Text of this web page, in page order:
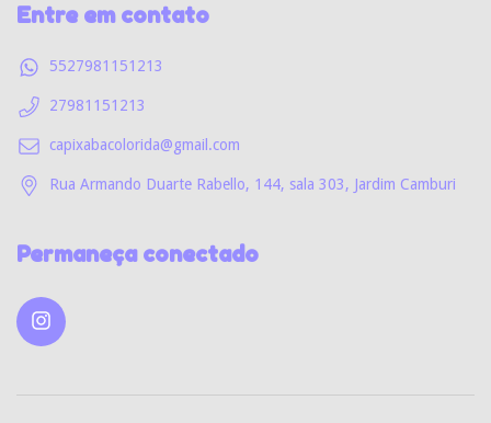
Entre em contato
5527981151213
27981151213
capixabacolorida@gmail.com
Rua Armando Duarte Rabello, 144, sala 303, Jardim Camburi
Permaneça conectado